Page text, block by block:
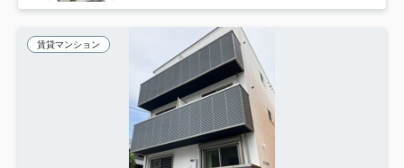
賃貸マンション